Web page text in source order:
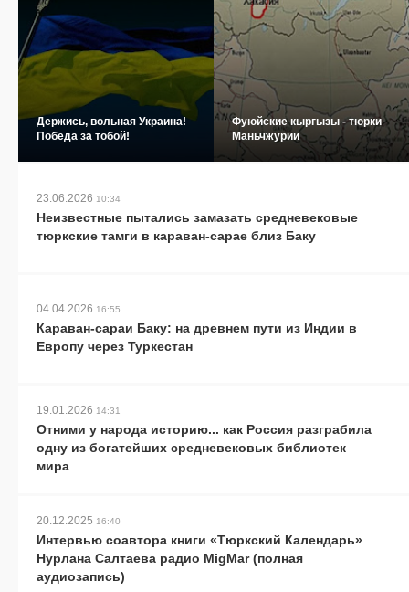
Держись, вольная Украина!
Победа за тобой!
Фуюйские кыргызы - тюрки
Маньчжурии
23.06.2026 10:34
Неизвестные пытались замазать средневековые
тюркские тамги в караван-сарае близ Баку
04.04.2026 16:55
Караван-сараи Баку: на древнем пути из Индии в
Европу через Туркестан
19.01.2026 14:31
Отними у народа историю... как Россия разграбила
одну из богатейших средневековых библиотек
мира
20.12.2025 16:40
Интервью соавтора книги «Тюркский Календарь»
Нурлана Салтаева радио MigMar (полная
аудиозапись)